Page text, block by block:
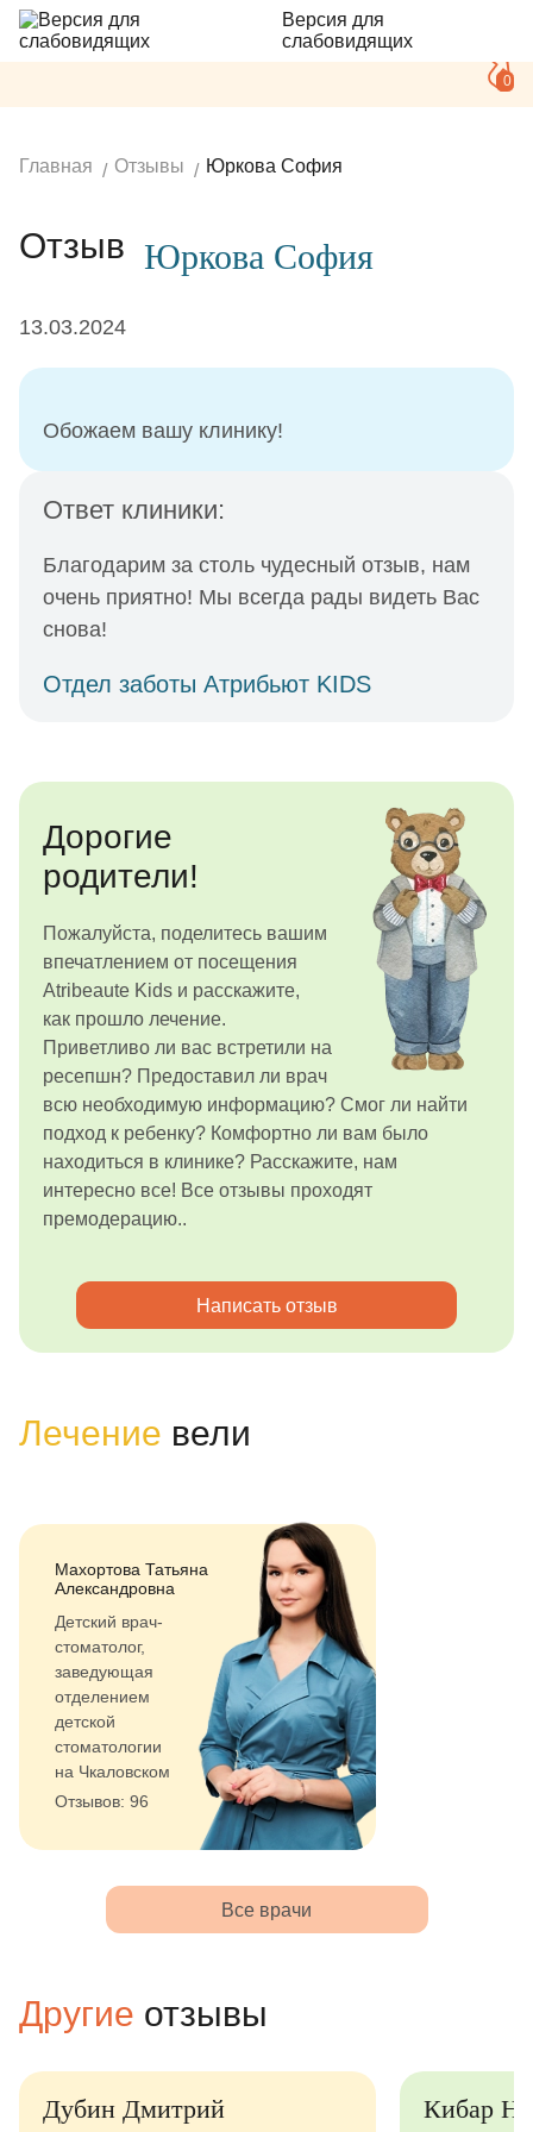
Версия для
слабовидящих
0
Главная Отзывы Юркова София
Отзыв Юркова София
13.03.2024
Обожаем вашу клинику!
Ответ клиники:
Благодарим за столь чудесный отзыв, нам
очень приятно! Мы всегда рады видеть Вас
снова!
Отдел заботы Атрибьют KIDS
Дорогие
родители!
Пожалуйста, поделитесь вашим
впечатлением от посещения
Atribeaute Kids и расскажите,
как прошло лечение.
Приветливо ли вас встретили на
ресепшн? Предоставил ли врач
всю необходимую информацию? Смог ли найти
подход к ребенку? Комфортно ли вам было
находиться в клинике? Расскажите, нам
интересно все! Все отзывы проходят
премодерацию..
Написать отзыв
Лечение вели
Махортова Татьяна
Александровна
Детский врач-
стоматолог,
заведующая
отделением
детской
стоматологии
на Чкаловском
Отзывов: 96
Все врачи
Другие отзывы
Дмитрий Кибар Наталья